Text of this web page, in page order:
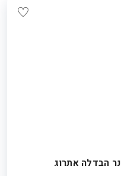
נר הבדלה אתרוג